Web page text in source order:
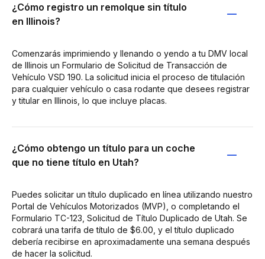
¿Cómo registro un remolque sin título
en Illinois?
Comenzarás imprimiendo y llenando o yendo a tu DMV local
de Illinois un Formulario de Solicitud de Transacción de
Vehículo VSD 190. La solicitud inicia el proceso de titulación
para cualquier vehículo o casa rodante que desees registrar
y titular en Illinois, lo que incluye placas.
¿Cómo obtengo un título para un coche
que no tiene título en Utah?
Puedes solicitar un título duplicado en línea utilizando nuestro
Portal de Vehículos Motorizados (MVP), o completando el
Formulario TC-123, Solicitud de Título Duplicado de Utah. Se
cobrará una tarifa de título de $6.00, y el título duplicado
debería recibirse en aproximadamente una semana después
de hacer la solicitud.